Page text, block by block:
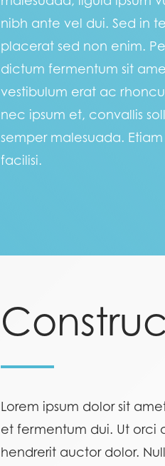
nibh ante vel dui. Sed in
placerat sed non enim.
dictum fermentum sit
vestibulum erat ac
nec ipsum et, convallis
semper malesuada.
facilisi.
Lorem ipsum dolor sit
et fermentum dui. Ut orci
hendrerit auctor dolor.